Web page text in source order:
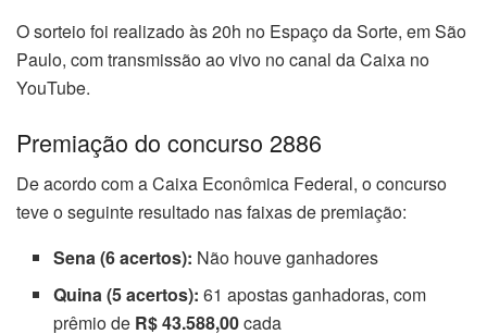
O sorteio foi realizado às 20h no Espaço da Sorte, em São
Paulo, com transmissão ao vivo no canal da Caixa no
YouTube.
Premiação do concurso 2886
De acordo com a Caixa Econômica Federal, o concurso
teve o seguinte resultado nas faixas de premiação:
Sena (6 acertos): Não houve ganhadores
Quina (5 acertos): 61 apostas ganhadoras, com
prêmio de R$ 43.588,00cada